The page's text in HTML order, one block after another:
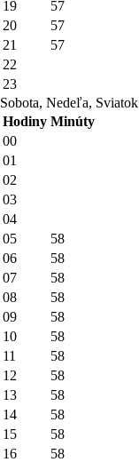
19
57
20
57
21
57
22
23
Sobota, Nedeľa, Sviatok
Hodiny Minúty
00
01
02
03
04
05
58
06
58
07
58
08
58
09
58
10
58
11
58
12
58
13
58
14
58
15
58
16
58